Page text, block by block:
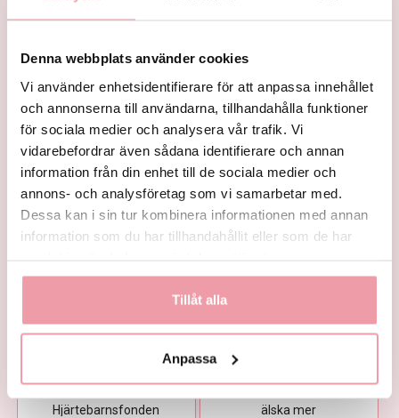
Denna webbplats använder cookies
Vi använder enhetsidentifierare för att anpassa innehållet
och annonserna till användarna, tillhandahålla funktioner
för sociala medier och analysera vår trafik. Vi
vidarebefordrar även sådana identifierare och annan
information från din enhet till de sociala medier och
annons- och analysföretag som vi samarbetar med.
Dessa kan i sin tur kombinera informationen med annan
information som du har tillhandahållit eller som de har
Tillåt alla
Anpassa
fr.495 kr
KÖP
Sann blomsterglädje
fr.355 kr
KÖP
Hjärtebarnsfonden
älska mer